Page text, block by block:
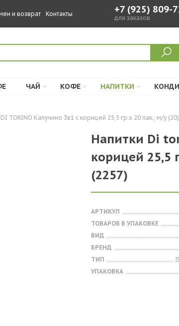
и возврат Контакты +7 (925) 809-
для заказов
ЧАЙ КОФЕ НАПИТКИ
DI TORINO Капучино 3в1 с корицей 25,5 гр.х 20 пак., м/у
Напитки Di
корицей 25,5
(2257)
АРТИКУЛ
ТОВАРОВ В УПАКОВКЕ
ВИД
БРЕНД
ТИП
УПАКОВКА